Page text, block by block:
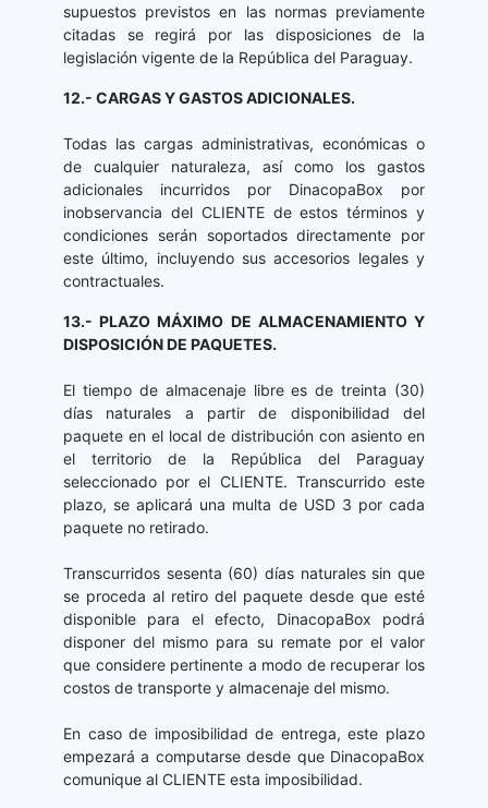
supuestos previstos en las normas previamente
citadas se regirá por las disposiciones de la
legislación vigente de la República del Paraguay.
12.- CARGAS Y GASTOS ADICIONALES.
Todas las cargas administrativas, económicas o
de cualquier naturaleza, así como los gastos
adicionales incurridos por DinacopaBox por
inobservancia del CLIENTE de estos términos y
condiciones serán soportados directamente por
este último, incluyendo sus accesorios legales y
contractuales.
13.- PLAZO MÁXIMO DE ALMACENAMIENTO Y
DISPOSICIÓN DE PAQUETES.
El tiempo de almacenaje libre es de treinta (30)
días naturales a partir de disponibilidad del
paquete en el local de distribución con asiento en
el territorio de la República del Paraguay
seleccionado por el CLIENTE. Transcurrido este
plazo, se aplicará una multa de USD 3 por cada
paquete no retirado.
Transcurridos sesenta (60) días naturales sin que
se proceda al retiro del paquete desde que esté
disponible para el efecto, DinacopaBox podrá
disponer del mismo para su remate por el valor
que considere pertinente a modo de recuperar los
costos de transporte y almacenaje del mismo.
En caso de imposibilidad de entrega, este plazo
empezará a computarse desde que DinacopaBox
comunique al CLIENTE esta imposibilidad.